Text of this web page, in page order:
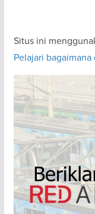
Situs ini
Pelajari